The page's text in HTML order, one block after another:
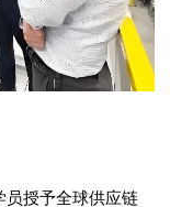
员授予全球供应链